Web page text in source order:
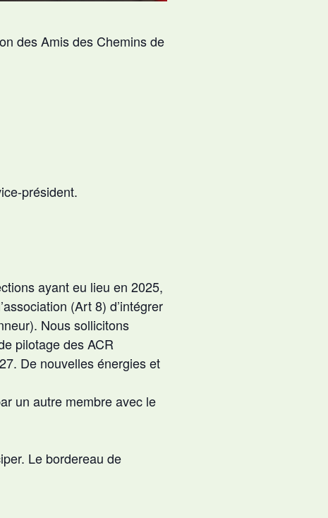
des Amis des Chemins de
président.
ayant eu lieu en 2025,
(Art 8) d’intégrer
Nous sollicitons
pilotage des ACR
De nouvelles énergies et
un autre membre avec le
Le bordereau de